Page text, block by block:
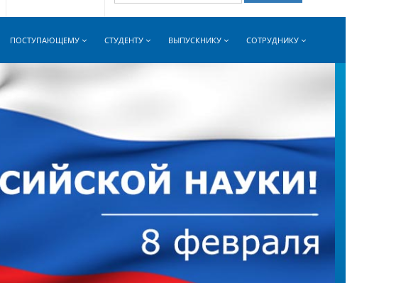
ПОСТУПАЮЩЕМУ СТУДЕНТУ ВЫПУСКНИКУ СОТРУДНИКУ